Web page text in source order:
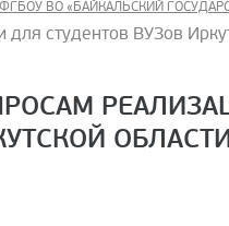
ФГБОУ ВО «БАЙКАЛЬСКИЙ
студентов ВУЗов